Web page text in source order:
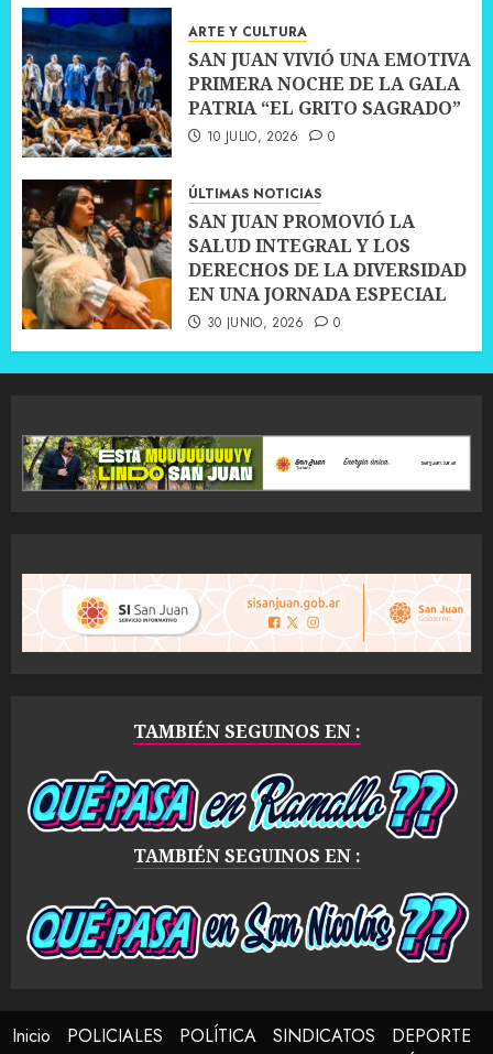
ARTE Y CULTURA
SAN JUAN VIVIÓ UNA EMOTIVA
PRIMERA NOCHE DE LA GALA
PATRIA “EL GRITO SAGRADO”
10 JULIO, 2026 0
ÚLTIMAS NOTICIAS
SAN JUAN PROMOVIÓ LA
SALUD INTEGRAL Y LOS
DERECHOS DE LA DIVERSIDAD
EN UNA JORNADA ESPECIAL
30 JUNIO, 2026 0
TAMBIÉN SEGUINOS EN :
TAMBIÉN SEGUINOS EN :
Inicio POLICIALES POLÍTICA SINDICATOS
DEPORTE